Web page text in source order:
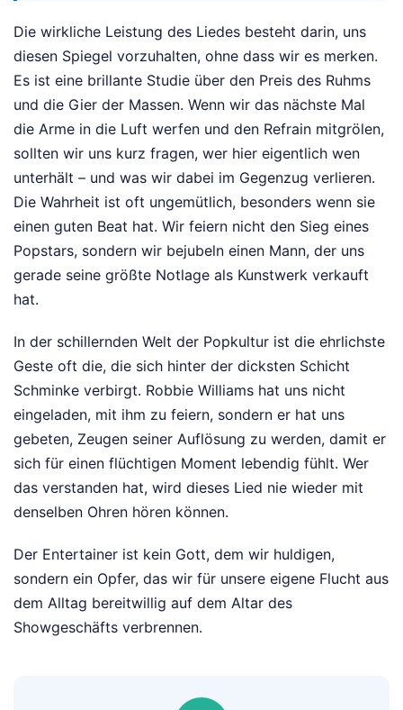
Die wirkliche Leistung des Liedes besteht darin, uns
diesen Spiegel vorzuhalten, ohne dass wir es merken.
Es ist eine brillante Studie über den Preis des Ruhms
und die Gier der Massen. Wenn wir das nächste Mal
die Arme in die Luft werfen und den Refrain mitgrölen,
sollten wir uns kurz fragen, wer hier eigentlich wen
unterhält – und was wir dabei im Gegenzug verlieren.
Die Wahrheit ist oft ungemütlich, besonders wenn sie
einen guten Beat hat. Wir feiern nicht den Sieg eines
Popstars, sondern wir bejubeln einen Mann, der uns
gerade seine größte Notlage als Kunstwerk verkauft
hat.
In der schillernden Welt der Popkultur ist die ehrlichste
Geste oft die, die sich hinter der dicksten Schicht
Schminke verbirgt. Robbie Williams hat uns nicht
eingeladen, mit ihm zu feiern, sondern er hat uns
gebeten, Zeugen seiner Auflösung zu werden, damit er
sich für einen flüchtigen Moment lebendig fühlt. Wer
das verstanden hat, wird dieses Lied nie wieder mit
denselben Ohren hören können.
Der Entertainer ist kein Gott, dem wir huldigen,
sondern ein Opfer, das wir für unsere eigene Flucht aus
dem Alltag bereitwillig auf dem Altar des
Showgeschäfts verbrennen.